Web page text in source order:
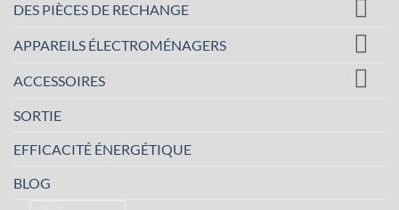
DES PIÈCES DE RECHANGE
APPAREILS ÉLECTROMÉNAGERS
ACCESSOIRES
SORTIE
EFFICACITÉ ÉNERGÉTIQUE
BLOG